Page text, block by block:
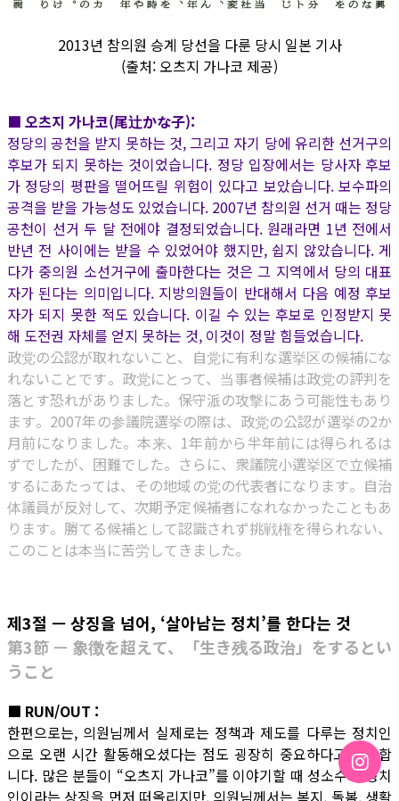
2013년 참의원 승계 당선을 다룬 당시 일본 기사
(출처: 오츠지 가나코 제공)
■ 오츠지 가나코(尾辻かな子):
정당의 공천을 받지 못하는 것, 그리고 자기 당에 유리한 선거구의
후보가 되지 못하는 것이었습니다. 정당 입장에서는 당사자 후보
가 정당의 평판을 떨어뜨릴 위험이 있다고 보았습니다. 보수파의
공격을 받을 가능성도 있었습니다. 2007년 참의원 선거 때는 정당
공천이 선거 두 달 전에야 결정되었습니다. 원래라면 1년 전에서
반년 전 사이에는 받을 수 있었어야 했지만, 쉽지 않았습니다. 게
다가 중의원 소선거구에 출마한다는 것은 그 지역에서 당의 대표
자가 된다는 의미입니다. 지방의원들이 반대해서 다음 예정 후보
자가 되지 못한 적도 있습니다. 이길 수 있는 후보로 인정받지 못
해 도전권 자체를 얻지 못하는 것, 이것이 정말 힘들었습니다.
政党の公認が取れないこと、自党に有利な選挙区の候補にな
れないことです。政党にとって、当事者候補は政党の評判を
落とす恐れがありました。保守派の攻撃にあう可能性もあり
ます。2007年の参議院選挙の際は、政党の公認が選挙の2か
月前になりました。本来、1年前から半年前には得られるは
ずでしたが、困難でした。さらに、衆議院小選挙区で立候補
するにあたっては、その地域の党の代表者になります。自治
体議員が反対して、次期予定候補者になれなかったこともあ
ります。勝てる候補として認識されず挑戦権を得られない、
このことは本当に苦労してきました。
제3절 — 상징을 넘어, ‘살아남는 정치’를 한다는 것
第3節 — 象徴を超えて、「生き残る政治」をするとい
うこと
■ RUN/OUT :
한편으로는, 의원님께서 실제로는 정책과 제도를 다루는 정치인
으로 오랜 시간 활동해오셨다는 점도 굉장히 중요하다고 생각합
니다. 많은 분들이 “오츠지 가나코”를 이야기할 때 성소수자 정치